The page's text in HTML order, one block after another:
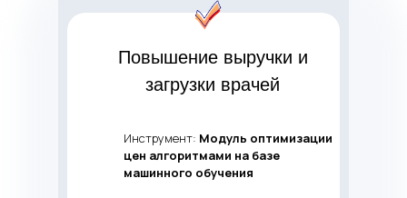
Инструмент: Модуль оптимизации
цен алгоритмами на базе
машинного обучения
Повышение выручки и
загрузки врачей